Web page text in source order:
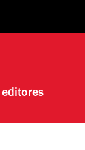
editores